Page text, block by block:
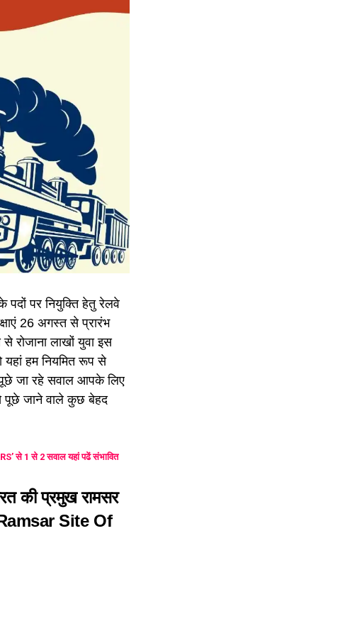
पर नियुक्ति हेतु रेलवे
26 अगस्त से प्रारंभ
रोजाना लाखों युवा इस
यहां हम नियमित रूप से
पूछे जा रहे सवाल आपके लिए
पूछे जाने वाले कुछ बेहद
से 1 से 2 सवाल यहां पढें संभावित
की प्रमुख रामसर
Site Of